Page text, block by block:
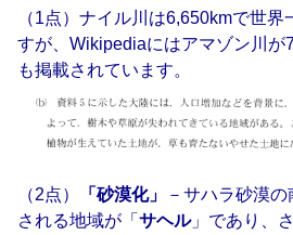
（1点）ナイル川は6,650kmで世界
すが、Wikipediaにはアマゾン川が
も掲載されています。
（2点） 「砂漠化」
－サハラ砂漠
される地域が「サヘル」であり、